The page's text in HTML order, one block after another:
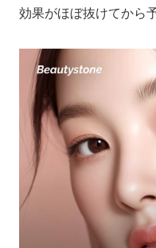
効果がほぼ抜けてから